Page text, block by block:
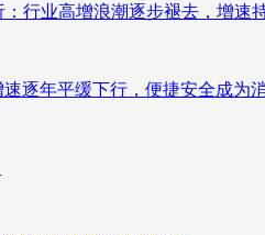
行业高增浪潮逐步褪去，增速
逐年平缓下行，便捷安全成为